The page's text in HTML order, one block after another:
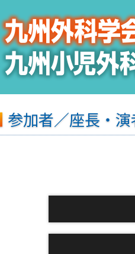
参加者／座長・